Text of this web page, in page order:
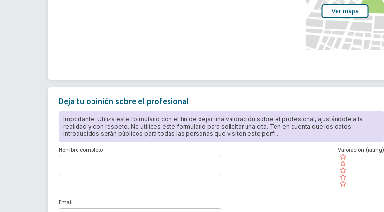
Ver mapa
Deja tu opinión sobre el profesional
Importante: Utiliza este formulario con el fin de dejar una valoración sobre el profesional, ajustándote a la
realidad y con respeto. No utilices este formulario para solicitar una cita. Ten en cuenta que los datos
introducidos serán públicos para todas las personas que visiten este perfil.
Nombre completo
( )
( )
( )
( )
( )
Valoración (rating)
Email